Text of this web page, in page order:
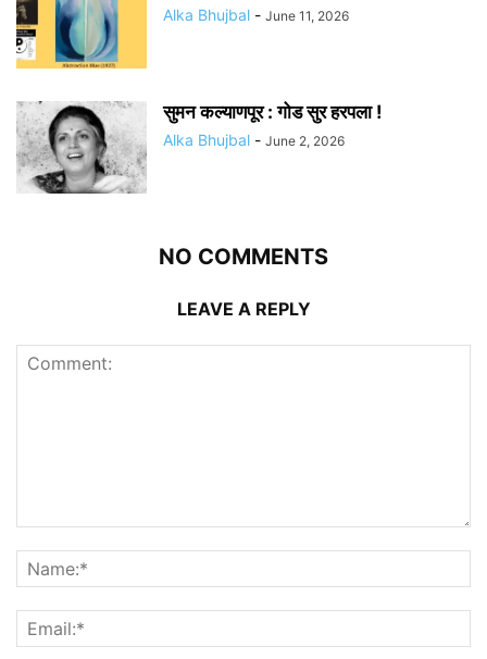
Alka Bhujbal - June 11, 2026
सुमन कल्याणपूर : गोड सुर हरपला !
Alka Bhujbal - June 2, 2026
NO COMMENTS
LEAVE A REPLY